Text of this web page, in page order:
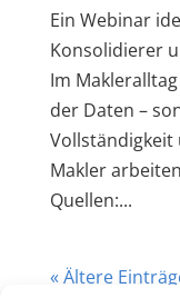
Ein Webinar
Konsolidierer
Im
der Daten –
Vollständigkeit
Makler
Quellen:...
« Ältere